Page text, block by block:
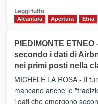
Leggi tuttoLeggi
CATANIA
–
Inaugurato
il
nuovo
collegamento
Alcantara Apertura Etna
PIEDIMONTE
secondo i dati di
nei primi posti nella
MICHELE LA ROSA - Il
mancano anche le
i dati che emergono